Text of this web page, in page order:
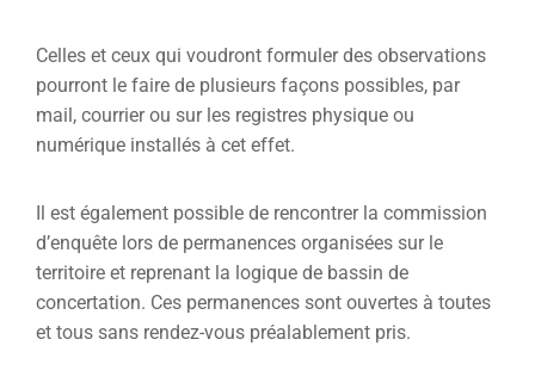
Celles et ceux qui voudront formuler des observations
pourront le faire de plusieurs façons possibles, par
mail, courrier ou sur les registres physique ou
numérique installés à cet effet.
Il est également possible de rencontrer la commission
d’enquête lors de permanences organisées sur le
territoire et reprenant la logique de bassin de
concertation. Ces permanences sont ouvertes à toutes
et tous sans rendez-vous préalablement pris.